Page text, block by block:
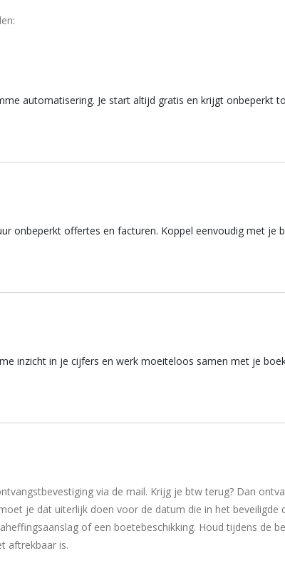
automatisering. Je start altijd gratis en krijgt onbeperkt
onbeperkt offertes en facturen. Koppel eenvoudig met je
inzicht in je cijfers en werk moeiteloos samen met je
via de mail. Krijg je btw terug? Dan
je dat uiterlijk doen voor de datum die in het beveiligde
of een boetebeschikking. Houd tijdens de
aftrekbaar is.